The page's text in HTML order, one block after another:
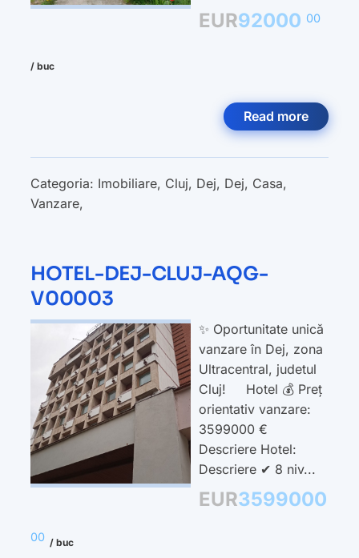
EUR92000 00
/ buc
Read more
Categoria: Imobiliare, Cluj, Dej, Dej, Casa,
Vanzare,
HOTEL-DEJ-CLUJ-AQG-
V00003
✨ Oportunitate unică
vanzare în Dej, zona
Ultracentral, judetul
Cluj! Hotel 💰 Preț
orientativ vanzare:
3599000 €
Descriere Hotel:
Descriere ✔ 8 niv...
EUR3599000
00 / buc